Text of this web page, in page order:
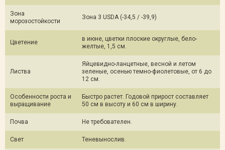
Зона
морозостойкости
Зона 3 USDA (-34,5 / -39,9)
Цветение
в июне, цветки плоские округлые, бело-
желтые, 1,5 см.
Листва
Яйцевидно-ланцетные, весной и летом
зеленые, осенью темно-фиолетовые, от 6 до
12 см.
Особенности роста и
выращивание
Быстро растет. Годовой прирост составляет
50 см в высоту и 60 см в ширину.
Почва Не требователен.
Свет Теневынослив.